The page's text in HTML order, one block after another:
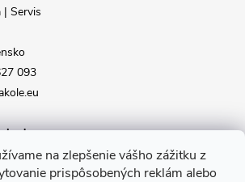
na zlepšenie vášho zážitku z
prispôsobených reklám alebo
| Servis
093
hod
: Zavřeno